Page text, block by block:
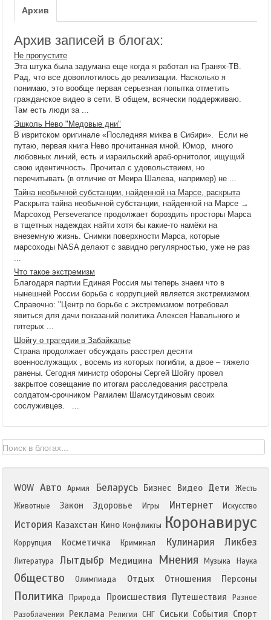
Архив
Архив записей в блогах:
Не пропустите
Эта штука была задумана еще когда я работал на Гранях-ТВ.
Рад, что все довоплотилось до реализации. Насколько я
понимаю, это вообще первая серьезная попытка отметить
гражданское видео в сети. В общем, всячески поддерживаю.
Там есть люди за ...
Эшколь Нево "Медовые дни"
В ивритском оригинале «Последняя миква в Сибири». Если не
путаю, первая книга Нево прочитанная мной. Юмор, много
любовных линий, есть и израильский араб-орнитолог, ищущий
свою идентичность. Прочитал с удовольствием, но
перечитывать (в отличие от Меира Шалева, например) не ...
Тайна необычной субстанции, найденной на Марсе, раскрыта
Раскрыта тайна необычной субстанции, найденной на Марсе →
Марсоход Perseverance продолжает бороздить просторы Марса
в тщетных надеждах найти хотя бы какие-то намёки на
внеземную жизнь. Снимки поверхности Марса, которые
марсоходы NASA делают с завидно регулярностью, уже не раз
...
Что такое экстремизм
Благодаря партии Единая Россия мы теперь знаем что в
нынешней России борьба с коррупцией является экстремизмом.
Справочно: "Центр по борьбе с экстремизмом потребовал
явиться для дачи показаний политика Алексея Навального и
пятерых ...
Шойгу о трагедии в Забайкалье
Страна продолжает обсуждать расстрел десяти
военнослужащих , восемь из которых погибли, а двое – тяжело
ранены. Сегодня министр обороны Сергей Шойгу провел
закрытое совещание по итогам расследования расстрела
солдатом-срочником Рамилем Шамсутдиновым своих
сослуживцев. ...
WOW Авто Армия Беларусь Бизнес Видео Дети
Жесть
Животные
Закон Здоровье Игры Интернет Искусство
История Казахстан Кино Конфликты Коронавирус
Коррупция Косметичка Криминал Кулинария Ликбез
Литература Лытдыбр Медицина Мнения Музыка Наука
Общество Олимпиада Отдых Отношения Персоны
Политика Природа Происшествия Путешествия
Разное
Разоблачения
Реклама Религия СНГ Сиськи События Спорт